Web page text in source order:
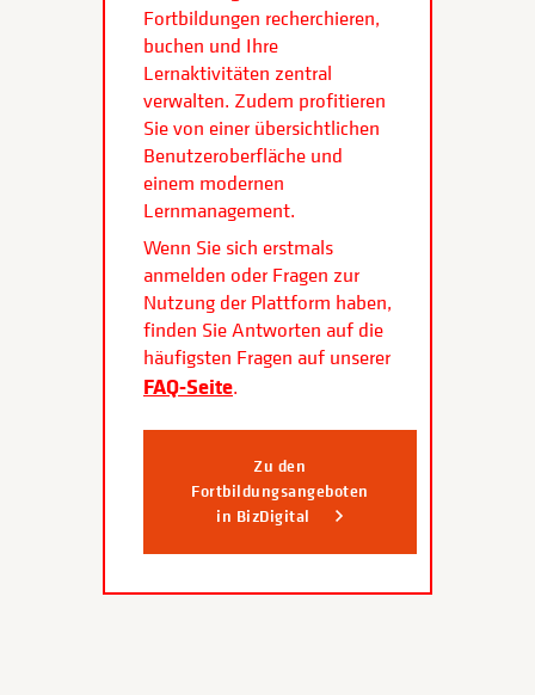
Fortbildungen recherchieren,
buchen und Ihre
Lernaktivitäten zentral
verwalten. Zudem profitieren
Sie von einer übersichtlichen
Benutzeroberfläche und
einem modernen
Lernmanagement.
Wenn Sie sich erstmals
anmelden oder Fragen zur
Nutzung der Plattform haben,
finden Sie Antworten auf die
häufigsten Fragen auf unserer
FAQ-Seite.
Zu den
Fortbildungsangeboten
in BizDigital